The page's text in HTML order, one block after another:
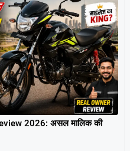
2026: असल मालिक की